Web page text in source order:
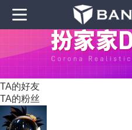
TA的好友
TA的粉丝